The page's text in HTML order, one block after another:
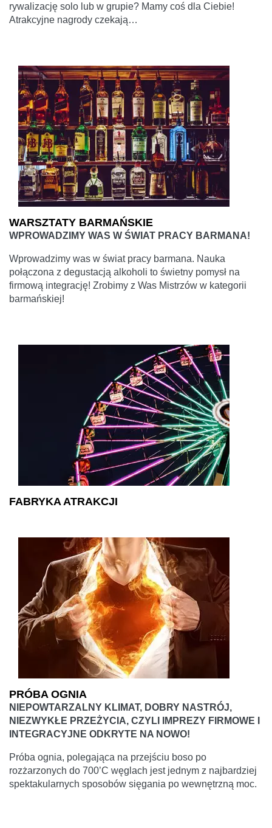
rywalizację solo lub w grupie? Mamy coś dla Ciebie!
Atrakcyjne nagrody czekają…
WARSZTATY BARMAŃSKIE
WPROWADZIMY WAS W ŚWIAT PRACY BARMANA!
Wprowadzimy was w świat pracy barmana. Nauka
połączona z degustacją alkoholi to świetny pomysł na
firmową integrację! Zrobimy z Was Mistrzów w kategorii
barmańskiej!
FABRYKA ATRAKCJI
PRÓBA OGNIA
NIEPOWTARZALNY KLIMAT, DOBRY NASTRÓJ,
NIEZWYKŁE PRZEŻYCIA, CZYLI IMPREZY FIRMOWE I
INTEGRACYJNE ODKRYTE NA NOWO!
Próba ognia, polegająca na przejściu boso po
rozżarzonych do 700’C węglach jest jednym z najbardziej
spektakularnych sposobów sięgania po wewnętrzną moc.